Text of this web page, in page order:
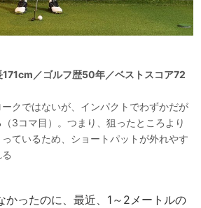
／ゴルフ歴50年／ベストスコア72
クではないが、インパクトでわずかだが
3コマ目）。つまり、狙ったところより
ているため、ショートパットが外れやす
かったのに、最近、1～2メートルの